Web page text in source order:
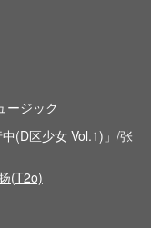
ージック
中(D区少女 Vol.1)」/张
(T2o)